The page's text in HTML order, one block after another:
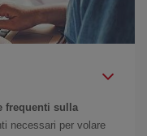
frequenti sulla
necessari per volare